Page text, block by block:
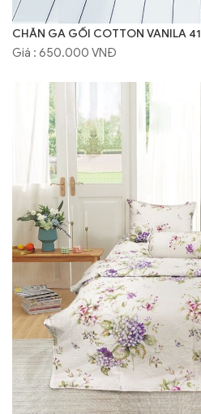
CHĂN GA GỐI COTTON VANILA 41
Giá : 650.000 VNĐ